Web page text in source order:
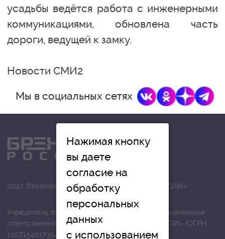
усадьбы ведётся работа с инженерными
коммуникациями, обновлена часть
дороги, ведущей к замку.
Новости СМИ2
Мы в социальных сетях
2022 ©brandrussia.online | СИ «БРЕНДЫ РОССИИ»
Учредитель (соучредители): Общество с ограниченной
ответственностью «РЕГИОНАЛЬНЫЕ НОВОСТИ» (ОГРН
1107154017354)
Нажимая кнопку
вы даете
согласие на
обработку
персональных
данных
с использованием